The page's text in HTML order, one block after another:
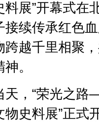
料展”开幕式在
接续传承红色
跨越千里相聚
。
，“荣光之路
物史料展”正式